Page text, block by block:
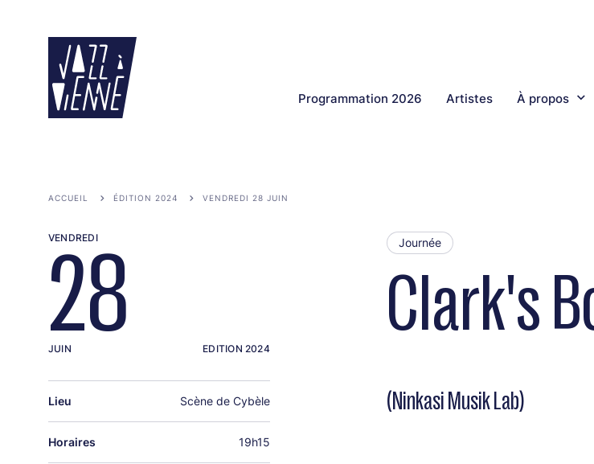
Programmation 2026 Artistes À propos
ACCUEIL ÉDITION 2024 VENDREDI 28 JUIN
Clark's
Journée
(Ninkasi Musik Lab)
VENDREDI
28
JUIN EDITION 2024
Lieu Scène de Cybèle
Horaires 19h15